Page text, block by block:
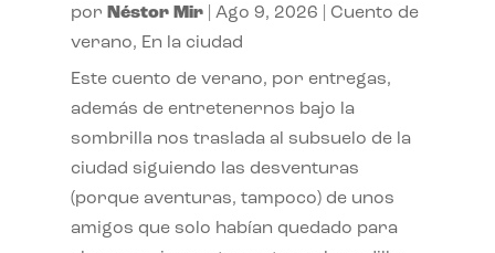
por Néstor Mir| Ago 9, 2026
Cuento de
verano, En la ciudad
Este cuento de verano, por entregas,
además de entretenernos bajo la
sombrilla nos traslada al subsuelo de la
ciudad siguiendo las desventuras
(porque aventuras, tampoco) de unos
amigos que solo habían quedado para